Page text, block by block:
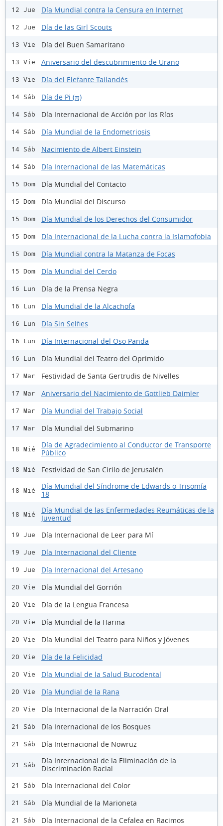
12 Jue Día Mundial contra la Censura en Internet
12 Jue Día de las Girl Scouts
13 Vie Día del Buen Samaritano
13 Vie Aniversario del descubrimiento de Urano
13 Vie Día del Elefante Tailandés
14 Sáb Día de Pi (π)
14 Sáb Día Internacional de Acción por los Ríos
14 Sáb Día Mundial de la Endometriosis
14 Sáb Nacimiento de Albert Einstein
14 Sáb Día Internacional de las Matemáticas
15 Dom Día Mundial del Contacto
15 Dom Día Mundial del Discurso
15 Dom Día Mundial de los Derechos del Consumidor
15 Dom Día Internacional de la Lucha contra la Islamofobia
15 Dom Día Mundial contra la Matanza de Focas
15 Dom Día Mundial del Cerdo
16 Lun Día de la Prensa Negra
16 Lun Día Mundial de la Alcachofa
16 Lun Día Sin Selfies
16 Lun Día Internacional del Oso Panda
16 Lun Día Mundial del Teatro del Oprimido
17 Mar Festividad de Santa Gertrudis de Nivelles
17 Mar Aniversario del Nacimiento de Gottlieb Daimler
17 Mar Día Mundial del Trabajo Social
17 Mar Día Mundial del Submarino
18 Mié
Día de Agradecimiento al Conductor de Transporte
Público
18 Mié Festividad de San Cirilo de Jerusalén
18 Mié
Día Mundial del Síndrome de Edwards o Trisomía
18
18 Mié
Día Mundial de las Enfermedades Reumáticas de la
Juventud
19 Jue Día Internacional de Leer para Mí
19 Jue Día Internacional del Cliente
19 Jue Día Internacional del Artesano
20 Vie Día Mundial del Gorrión
20 Vie Día de la Lengua Francesa
20 Vie Día Mundial de la Harina
20 Vie Día Mundial del Teatro para Niños y Jóvenes
20 Vie Día de la Felicidad
20 Vie Día Mundial de la Salud Bucodental
20 Vie Día Mundial de la Rana
20 Vie Día Internacional de la Narración Oral
21 Sáb Día Internacional de los Bosques
21 Sáb Día Internacional de Nowruz
21 Sáb
Día Internacional de la Eliminación de la
Discriminación Racial
21 Sáb Día Internacional del Color
21 Sáb Día Mundial de la Marioneta
21 Sáb Día Internacional de la Cefalea en Racimos